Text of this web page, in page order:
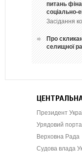
питань
соціально-
Засідання
Про
селищної
Президент
Урядовий
Верховна Рада
Судова влада